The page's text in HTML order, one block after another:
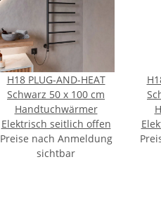
H18 PLUG-AND-HEAT
Schwarz 50 x 100 cm
Handtuchwärmer
Elektrisch seitlich offen
Preise nach Anmeldung
sichtbar